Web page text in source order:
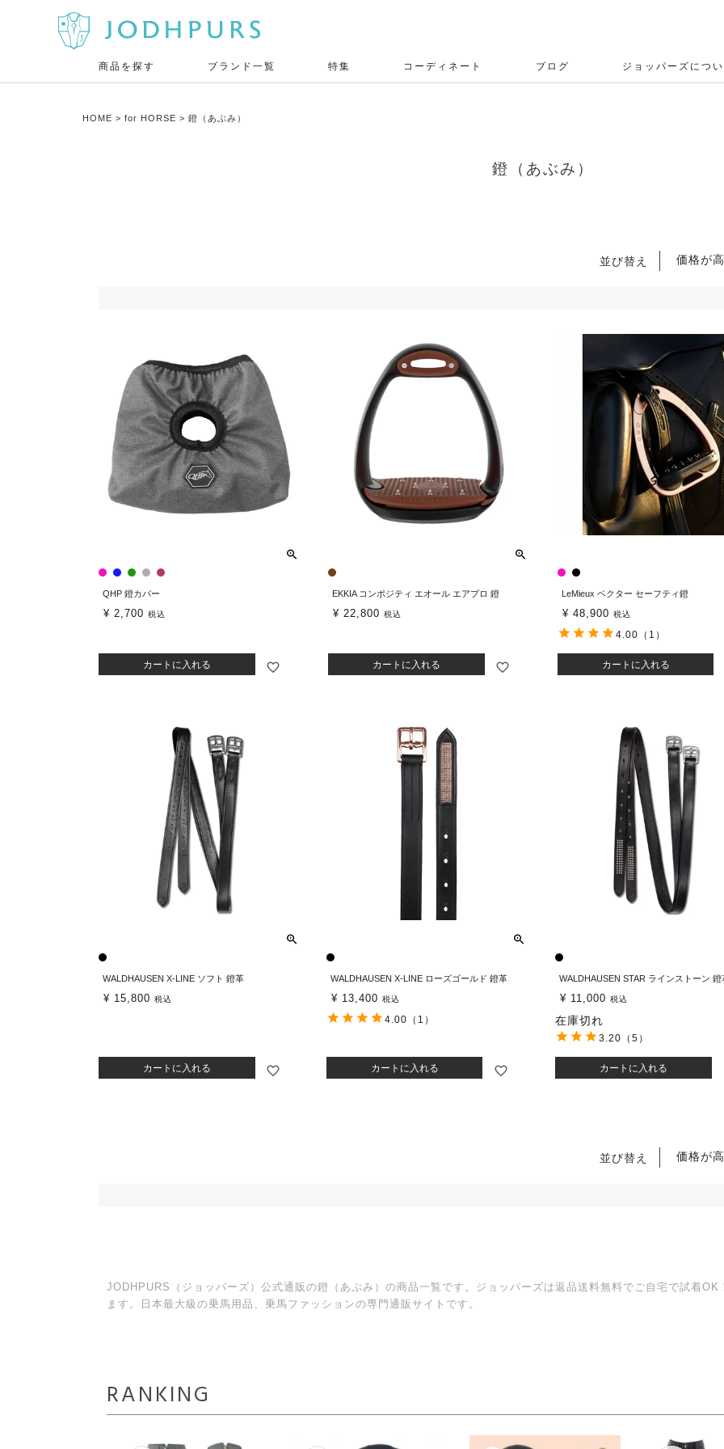
商品を探す ブランド一覧 特集 コーディネート ブログ ジョッパーズにつ
HOME for HORSE 鐙（あぶみ）
鐙（あぶみ）
並び替え 価格が
QHP 鐙カバー
¥ 2,700 税込
カートに入れる
EKKIA コンポジティ エオール エアプロ 鐙
¥ 22,800 税込
カートに入れる
LeMieux ベクター セーフティ鐙
¥ 48,900 税込
カートに入れる
4.00 （1）
WALDHAUSEN X-LINE ソフト 鐙革
¥ 15,800 税込
カートに入れる
WALDHAUSEN X-LINE ローズゴールド 鐙革
¥ 13,400 税込
カートに入れる
4.00 （1）
WALDHAUSEN STAR ラインストーン 鐙
¥ 11,000 税込
在庫切れ
カートに入れる
3.20 （5）
並び替え 価格が
JODHPURS（ジョッパーズ）公式通販の鐙（あぶみ）の商品一覧です。ジョッパーズは返品送料無料でご自宅で試着
ます。日本最大級の乗馬用品、乗馬ファッションの専門通販サイトです。
RANKING